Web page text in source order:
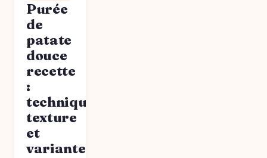
Purée
de
patate
douce
recette
:
technique,
texture
et
variantes